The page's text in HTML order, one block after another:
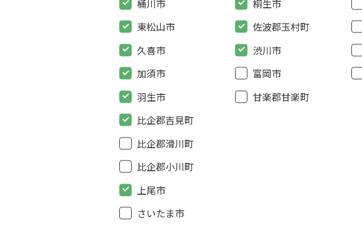
桶川市
東松山市
久喜市
加須市
羽生市
比企郡吉見町
比企郡滑川町
比企郡小川町
上尾市
さいたま市
桐生市
佐波郡玉村町
渋川市
富岡市
甘楽郡甘楽町